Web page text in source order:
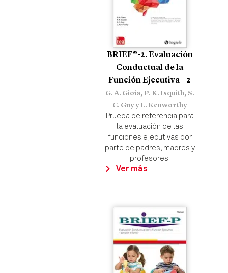
BRIEF®-2. Evaluación
Conductual de la
Función Ejecutiva – 2
G. A. Gioia, P. K. Isquith, S.
C. Guy y L. Kenworthy
Prueba de referencia para
la evaluación de las
funciones ejecutivas por
parte de padres, madres y
profesores.
Ver más